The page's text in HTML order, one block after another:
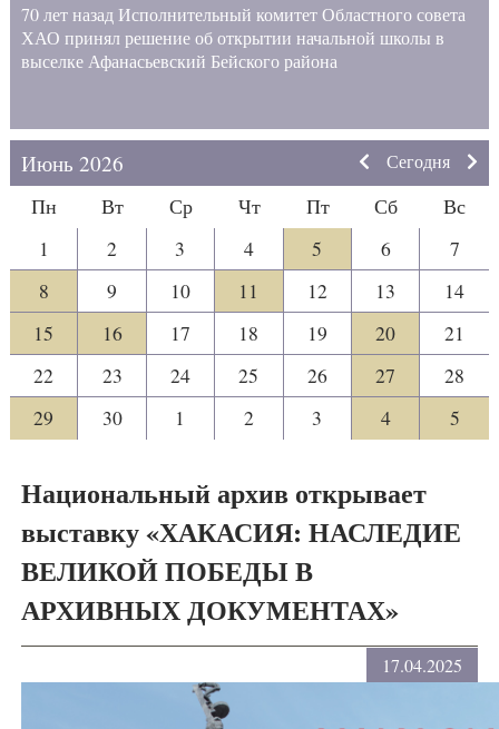
70 лет назад Исполнительный комитет Областного совета
ХАО принял решение об открытии начальной школы в
выселке Афанасьевский Бейского района
Июнь 2026 Сегодня
Пн Вт Ср Чт Пт Сб
Вс
1
2 3 4 5 6
7
8
9 10 11 12 13
14
15
16 17 18 19 20
21
22
23 24 25 26 27
28
29
30 1 2 3 4 5
Национальный архив открывает
выставку «ХАКАСИЯ: НАСЛЕДИЕ
ВЕЛИКОЙ ПОБЕДЫ В
АРХИВНЫХ ДОКУМЕНТАХ»
17.04.2025